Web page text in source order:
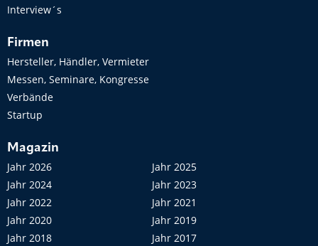
Interview´s
Firmen
Hersteller, Händler, Vermieter
Messen, Seminare, Kongresse
Verbände
Startup
Magazin
Jahr 2026
Jahr 2025
Jahr 2024
Jahr 2023
Jahr 2022
Jahr 2021
Jahr 2020
Jahr 2019
Jahr 2018
Jahr 2017